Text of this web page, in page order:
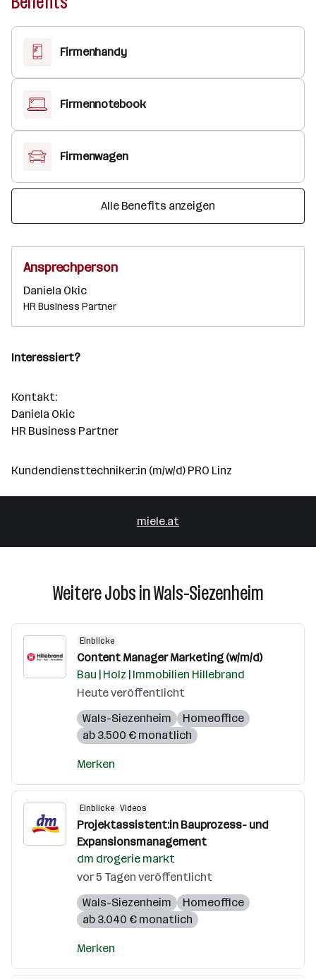
Firmenhandy
Firmennotebook
Firmenwagen
Alle Benefits anzeigen
Ansprechperson
Daniela Okic
HR Business Partner
Interessiert?
Kontakt:
Daniela Okic
HR Business Partner
Kundendiensttechniker:in (m/w/d) PRO Linz
miele.at
Weitere Jobs in Wals-Siezenheim
Einblicke
Content Manager Marketing (w/m/d)
Bau | Holz | Immobilien Hillebrand
Heute veröffentlicht
Wals-Siezenheim
Homeoffice
ab 3.500 € monatlich
Merken
Einblicke Videos
Projektassistent:in Bauprozess- und
Expansionsmanagement
dm drogerie markt
vor 5 Tagen veröffentlicht
Wals-Siezenheim
Homeoffice
ab 3.040 € monatlich
Merken